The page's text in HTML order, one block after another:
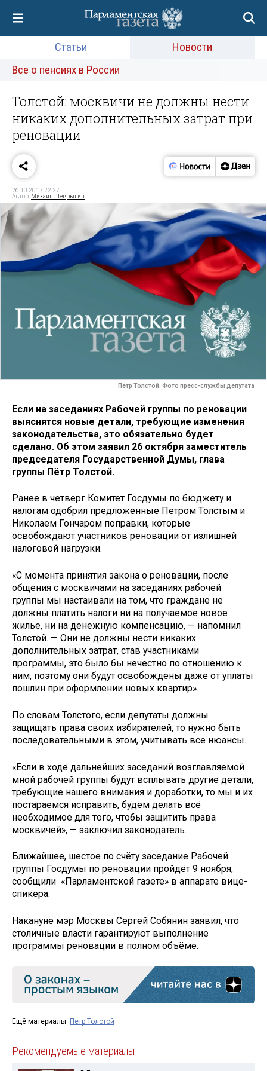
Статьи
Новости
Все о пенсиях в России
Толстой: москвичи не должны нести
никаких дополнительных затрат при
реновации
26.10.2017 22:27
Автор: Михаил Шеврыгин
Петр Толстой. Фото пресс-службы депутата
Если на заседаниях Рабочей группы по реновации
выяснятся новые детали, требующие изменения
законодательства, это обязательно будет
сделано. Об этом заявил 26 октября заместитель
председателя Государственной Думы, глава
группы Пётр Толстой.
Ранее в четверг Комитет Госдумы по бюджету и
налогам одобрил предложенные Петром Толстым и
Николаем Гончаром поправки, которые
освобождают участников реновации от излишней
налоговой нагрузки.
«С момента принятия закона о реновации, после
общения с москвичами на заседаниях рабочей
группы мы настаивали на том, что граждане не
должны платить налоги ни на получаемое новое
жилье, ни на денежную компенсацию, — напомнил
Толстой. — Они не должны нести никаких
дополнительных затрат, став участниками
программы, это было бы нечестно по отношению к
ним, поэтому они будут освобождены даже от уплаты
пошлин при оформлении новых квартир».
По словам Толстого, если депутаты должны
защищать права своих избирателей, то нужно быть
последовательными в этом, учитывать все нюансы.
«Если в ходе дальнейших заседаний возглавляемой
мной рабочей группы будут всплывать другие детали,
требующие нашего внимания и доработки, то мы и их
постараемся исправить, будем делать всё
необходимое для того, чтобы защитить права
москвичей», — заключил законодатель.
Ближайшее, шестое по счёту заседание Рабочей
группы Госдумы по реновации пройдёт 9 ноября,
сообщили «Парламентской газете» в аппарате вице-
спикера.
Накануне мэр Москвы Сергей Собянин заявил, что
столичные власти гарантируют выполнение
программы реновации в полном объёме.
Ещё материалы: Петр Толстой
Рекомендуемые материалы